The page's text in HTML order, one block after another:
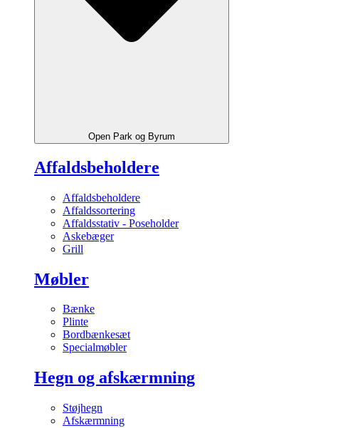
Open Park og Byrum
Affaldsbeholdere
Affaldsbeholdere
Affaldssortering
Affaldsstativ - Poseholder
Askebæger
Grill
Møbler
Bænke
Plinte
Bordbænkesæt
Specialmøbler
Hegn og afskærmning
Støjhegn
Afskærmning